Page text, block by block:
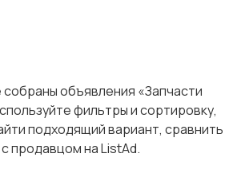
объявления «Запчасти
фильтры и сортировку,
подходящий вариант, сравнить
продавцом на ListAd.